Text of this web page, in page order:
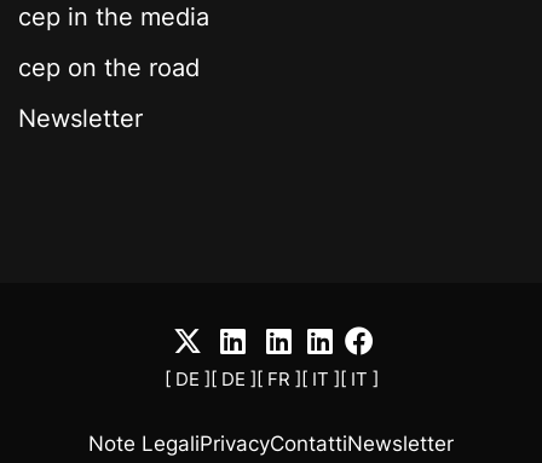
cep in the media
cep on the road
Newsletter
[ DE ][ DE ][ FR ][ IT ][ IT ]
Note LegaliPrivacyContattiNewsletter